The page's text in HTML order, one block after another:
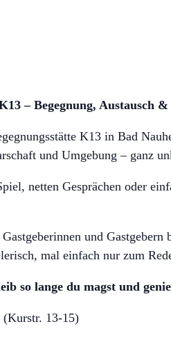
– Begegnung, Austausch
K13 in Bad
und Umgebung – ganz
netten Gesprächen oder
und
mal einfach nur zum
so lange du magst und
(Kurstr. 13-15)